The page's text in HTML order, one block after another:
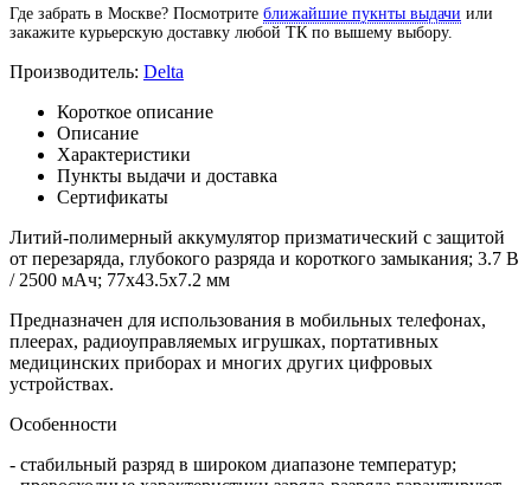
Где забрать в Москве? Посмотрите ближайшие пукнты выдачи или
закажите курьерскую доставку любой ТК по вышему выбору.
Производитель: Delta
Короткое описание
Описание
Характеристики
Пункты выдачи и доставка
Сертификаты
Литий-полимерный аккумулятор призматический с защитой
от перезаряда, глубокого разряда и короткого замыкания; 3.7 В
/ 2500 мАч; 77х43.5х7.2 мм
Предназначен для использования в мобильных телефонах,
плеерах, радиоуправляемых игрушках, портативных
медицинских приборах и многих других цифровых
устройствах.
Особенности
- стабильный разряд в широком диапазоне температур;